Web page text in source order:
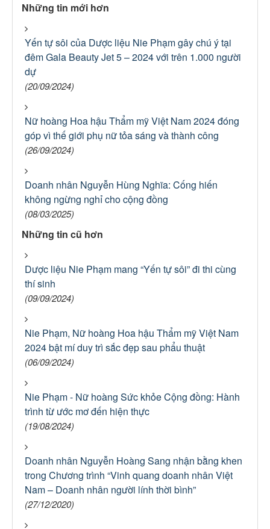
Những tin mới hơn
Yến tự sôi của Dược liệu Nie Phạm gây chú ý tại
đêm Gala Beauty Jet 5 – 2024 với trên 1.000 người
dự
(20/09/2024)
Nữ hoàng Hoa hậu Thẩm mỹ Việt Nam 2024 đóng
góp vì thế giới phụ nữ tỏa sáng và thành công
(26/09/2024)
Doanh nhân Nguyễn Hùng Nghĩa: Cống hiến
không ngừng nghỉ cho cộng đồng
(08/03/2025)
Những tin cũ hơn
Dược liệu Nie Phạm mang “Yến tự sôi” đi thi cùng
thí sinh
(09/09/2024)
Nie Phạm, Nữ hoàng Hoa hậu Thẩm mỹ Việt Nam
2024 bật mí duy trì sắc đẹp sau phẩu thuật
(06/09/2024)
Nie Phạm - Nữ hoàng Sức khỏe Cộng đồng: Hành
trình từ ước mơ đến hiện thực
(19/08/2024)
Doanh nhân Nguyễn Hoàng Sang nhận bằng khen
trong Chương trình “Vinh quang doanh nhân Việt
Nam – Doanh nhân người lính thời bình”
(27/12/2020)